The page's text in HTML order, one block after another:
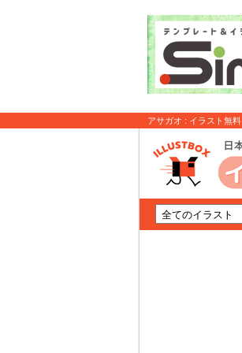
アサガオ : イラスト無料